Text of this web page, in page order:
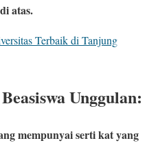
atas.
Terbaik di Tanjung
Unggulan:
mempunyai serti kat yang